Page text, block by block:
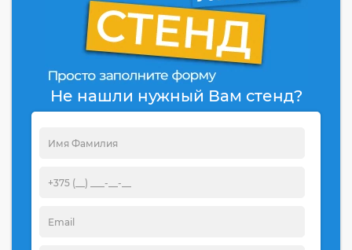
Не нашли нужный Вам стенд?